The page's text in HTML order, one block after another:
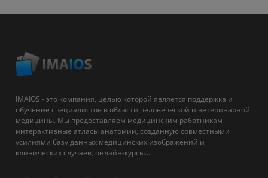
IMAIOS - это компания, целью которой является поддержка и
обучение специалистов в области человеческой и ветеринарной
медицины. Мы предоставляем медицинским работникам
интерактивные атласы анатомии, созданную совместными
усилиями базу данных медицинских изображений и
клинических случаев, онлайн-курсы...